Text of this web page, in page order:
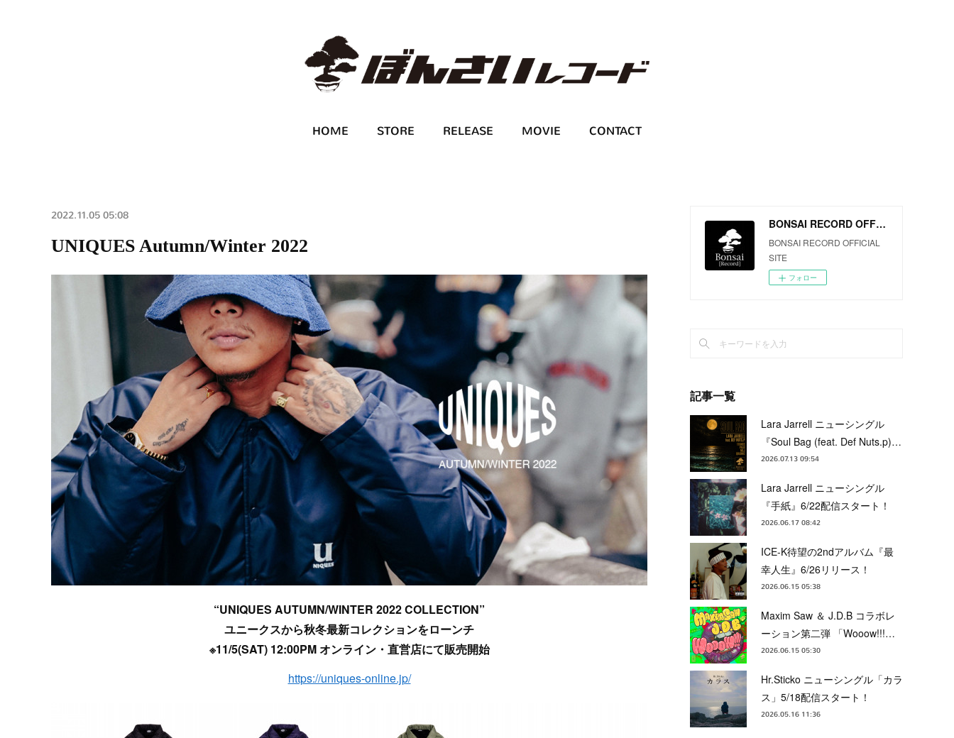
HOME STORE RELEASE MOVIE CONTACT
2022.11.05 05:08
UNIQUES Autumn/Winter 2022
“UNIQUES AUTUMN/WINTER 2022 COLLECTION”
ユニークスから秋冬最新コレクションをローンチ
※11/5(SAT) 12:00PM オンライン・直営店にて販売開始
https://uniques-online.jp/
BONSAI RECORD OFFICIAL SITE
BONSAI RECORD OFFICIAL
SITE
フォロー
記事一覧
Lara Jarrell ニューシングル
『Soul Bag (feat. Def Nuts.p)…
2026.07.13 09:54
Lara Jarrell ニューシングル
『手紙』6/22配信スタート！
2026.06.17 08:42
ICE-K待望の2ndアルバム『最
幸人生』6/26リリース！
2026.06.15 05:38
Maxim Saw ＆ J.D.B コラボレ
ーション第二弾 「Wooow!!!…
2026.06.15 05:30
Hr.Sticko ニューシングル「カラ
ス」5/18配信スタート！
2026.05.16 11:36